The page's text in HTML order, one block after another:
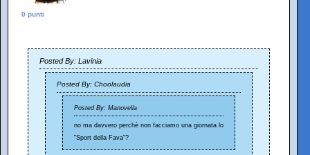
0 punti
Posted By: Lavinia
Posted By: Choolaudia
Posted By: Manovella
no ma davvero perchè non facciamo una giornata lo
"Sport della Fava"?